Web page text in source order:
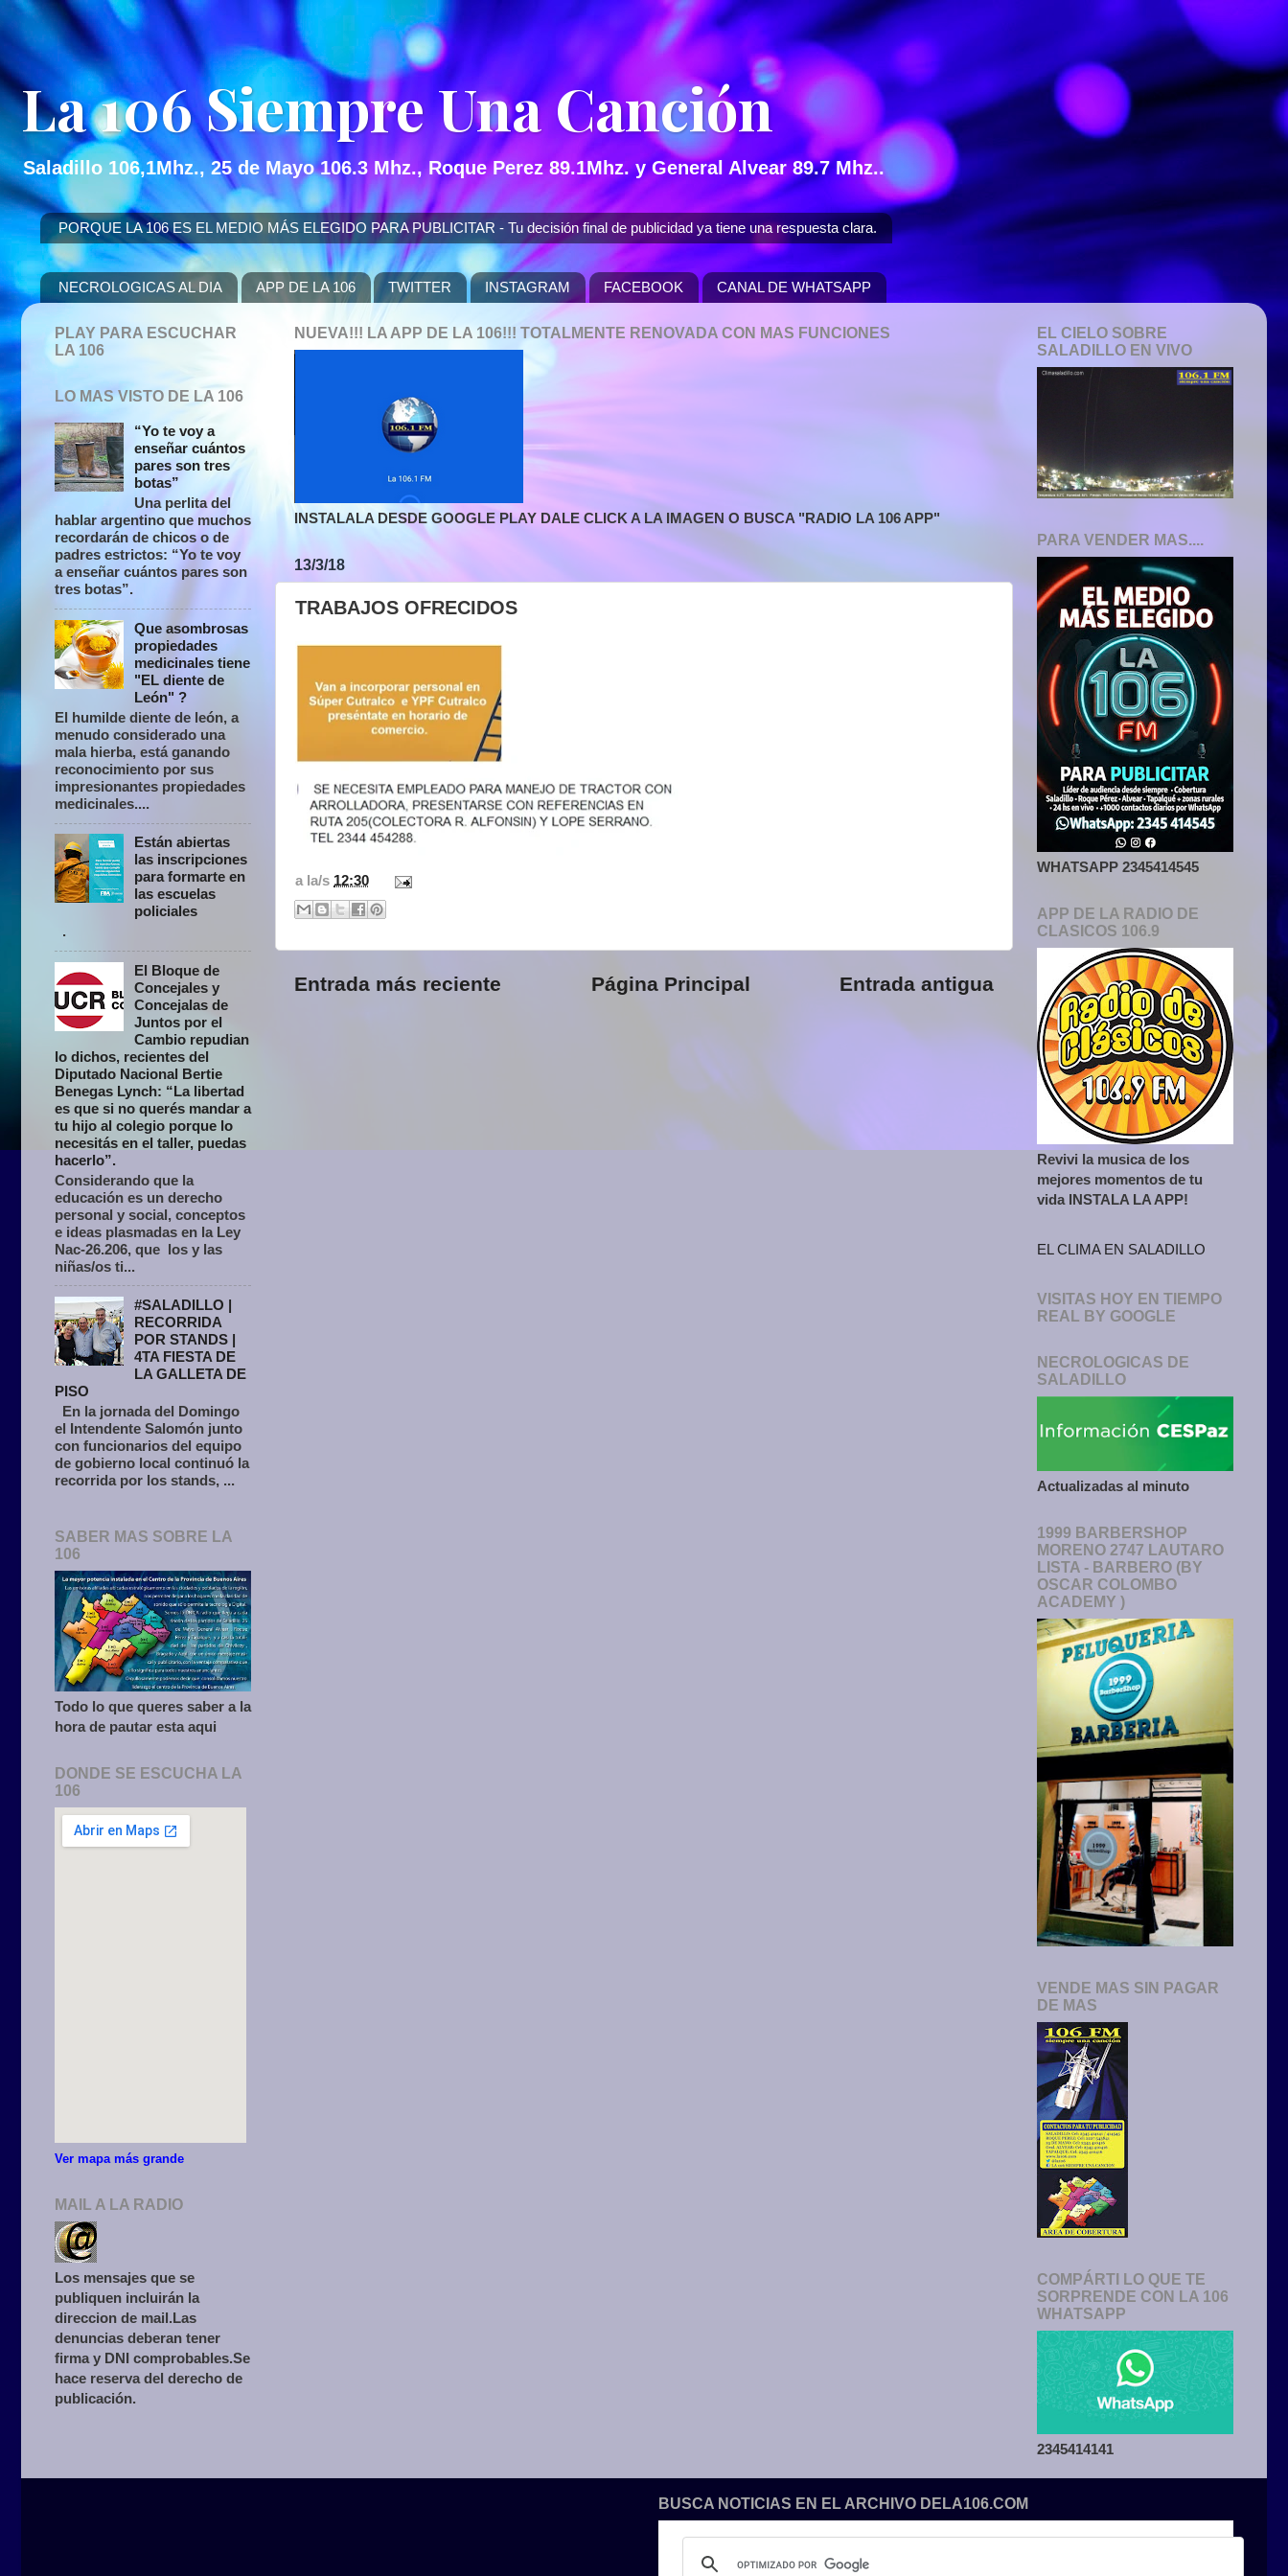
La 106 Siempre Una Canción
Saladillo 106,1Mhz., 25 de Mayo 106.3 Mhz., Roque Perez 89.1Mhz. y General Alvear 89.7 Mhz..
PORQUE LA 106 ES EL MEDIO MÁS ELEGIDO PARA PUBLICITAR - Tu decisión final de publicidad ya tiene una respuesta clara.
NECROLOGICAS AL DIA APP DE LA 106 TWITTER INSTAGRAM FACEBOOK CANAL DE WHATSAPP
NUEVA!!! LA APP DE LA 106!!! TOTALMENTE RENOVADA CON MAS FUNCIONES
INSTALALA DESDE GOOGLE PLAY DALE CLICK A LA IMAGEN O BUSCA "RADIO LA 106 APP"
13/3/18
TRABAJOS OFRECIDOS
a la/s 12:30
Entrada más reciente Entrada antigua
Página Principal
PLAY PARA ESCUCHAR
LA 106
LO MAS VISTO DE LA 106
“Yo te voy a
enseñar cuántos
pares son tres
botas”
Una perlita del
hablar argentino que muchos
recordarán de chicos o de
padres estrictos: “Yo te voy
a enseñar cuántos pares son
tres botas”.
Que asombrosas
propiedades
medicinales tiene
"EL diente de
León" ?
El humilde diente de león, a
menudo considerado una
mala hierba, está ganando
reconocimiento por sus
impresionantes propiedades
medicinales....
Están abiertas
las inscripciones
para formarte en
las escuelas
policiales
.
El Bloque de
Concejales y
Concejalas de
Juntos por el
Cambio repudian
lo dichos, recientes del
Diputado Nacional Bertie
Benegas Lynch: “La libertad
es que si no querés mandar a
tu hijo al colegio porque lo
necesitás en el taller, puedas
hacerlo”.
Considerando que la
educación es un derecho
personal y social, conceptos
e ideas plasmadas en la Ley
Nac-26.206, que los y las
niñas/os ti...
#SALADILLO |
RECORRIDA
POR STANDS |
4TA FIESTA DE
LA GALLETA DE
PISO
En la jornada del Domingo
el Intendente Salomón junto
con funcionarios del equipo
de gobierno local continuó la
recorrida por los stands, ...
SABER MAS SOBRE LA
106
Todo lo que queres saber a la
hora de pautar esta aqui
DONDE SE ESCUCHA LA
106
Ver mapa más grande
MAIL A LA RADIO
Los mensajes que se
publiquen incluirán la
direccion de mail.Las
denuncias deberan tener
firma y DNI comprobables.Se
hace reserva del derecho de
publicación.
EL CIELO SOBRE
SALADILLO EN VIVO
PARA VENDER MAS....
WHATSAPP 2345414545
APP DE LA RADIO DE
CLASICOS 106.9
Revivi la musica de los
mejores momentos de tu
vida INSTALA LA APP!
EL CLIMA EN SALADILLO
VISITAS HOY EN TIEMPO
REAL BY GOOGLE
NECROLOGICAS DE
SALADILLO
Actualizadas al minuto
1999 BARBERSHOP
MORENO 2747 LAUTARO
LISTA - BARBERO (BY
OSCAR COLOMBO
ACADEMY )
VENDE MAS SIN PAGAR
DE MAS
COMPÁRTI LO QUE TE
SORPRENDE CON LA 106
WHATSAPP
2345414141
BUSCA NOTICIAS EN EL ARCHIVO DELA106.COM